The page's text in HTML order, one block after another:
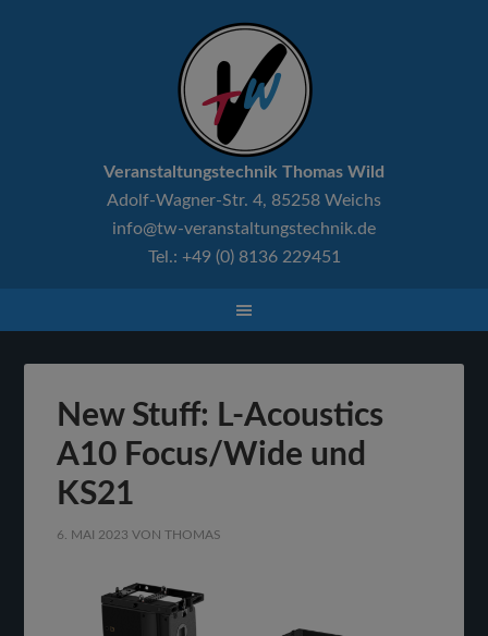
Veranstaltungstechnik Thomas Wild
Adolf-Wagner-Str. 4, 85258 Weichs
info@tw-veranstaltungstechnik.de
Tel.: +49 (0) 8136 229451
New Stuff: L-Acoustics
A10 Focus/Wide und
KS21
6. MAI 2023 VONTHOMAS